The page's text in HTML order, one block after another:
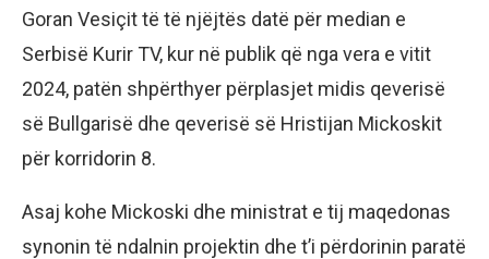
Goran Vesiçit të të njëjtës datë për median e
Serbisë Kurir TV, kur në publik që nga vera e vitit
2024, patën shpërthyer përplasjet midis qeverisë
së Bullgarisë dhe qeverisë së Hristijan Mickoskit
për korridorin 8.
Asaj kohe Mickoski dhe ministrat e tij maqedonas
synonin të ndalnin projektin dhe t’i përdorinin paratë